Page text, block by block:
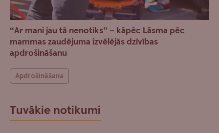
“Ar mani jau tā nenotiks” – kāpēc Lāsma pēc
mammas zaudējuma izvēlējās dzīvības
apdrošināšanu
Apdrošināšana
Tuvākie notikumi